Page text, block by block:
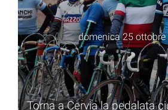
domenica 25 ottobre
Torna a Cervia la pedalata